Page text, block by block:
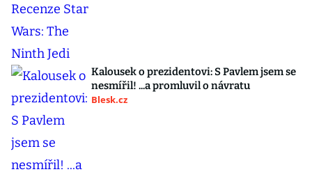
Kalousek o prezidentovi: S Pavlem jsem se
nesmířil! ...a promluvil o návratu
Blesk.cz